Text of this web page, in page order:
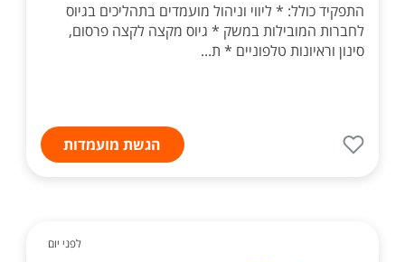
התפקיד כולל: * ליווי וניהול מועמדים בתהליכים בגיוס
לחברות המובילות במשק * גיוס מקצה לקצה פרסום,
סינון וראיונות טלפוניים * ת...
הגשת מועמדות
לפני יום